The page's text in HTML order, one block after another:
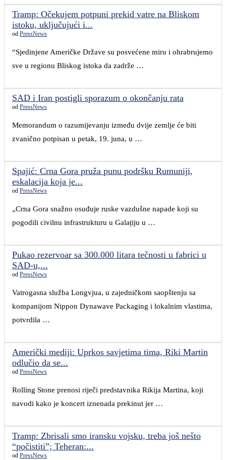
Tramp: Očekujem potpuni prekid vatre na Bliskom
istoku, uključujući i...
od PressNews
“Sjedinjene Američke Države su posvećene miru i ohrabrujemo
sve u regionu Bliskog istoka da zadrže …
SAD i Iran postigli sporazum o okončanju rata
od PressNews
Memorandum o razumijevanju između dvije zemlje će biti
zvanično potpisan u petak, 19. juna, u …
Spajić: Crna Gora pruža punu podršku Rumuniji,
eskalacija koja je...
od PressNews
„Crna Gora snažno osuđuje ruske vazdušne napade koji su
pogodili civilnu infrastrukturu u Galațiju u …
Pukao rezervoar sa 300.000 litara tečnosti u fabrici u
SAD-u,...
od PressNews
Vatrogasna služba Longvjua, u zajedničkom saopštenju sa
kompanijom Nippon Dynawave Packaging i lokalnim vlastima,
potvrdila …
Američki mediji: Uprkos savjetima tima, Riki Martin
odlučio da se...
od PressNews
Rolling Stone prenosi riječi predstavnika Rikija Martina, koji
navodi kako je koncert iznenada prekinut jer …
Tramp: Zbrisali smo iransku vojsku, treba još nešto
“počistiti”; Teheran:...
od PressNews